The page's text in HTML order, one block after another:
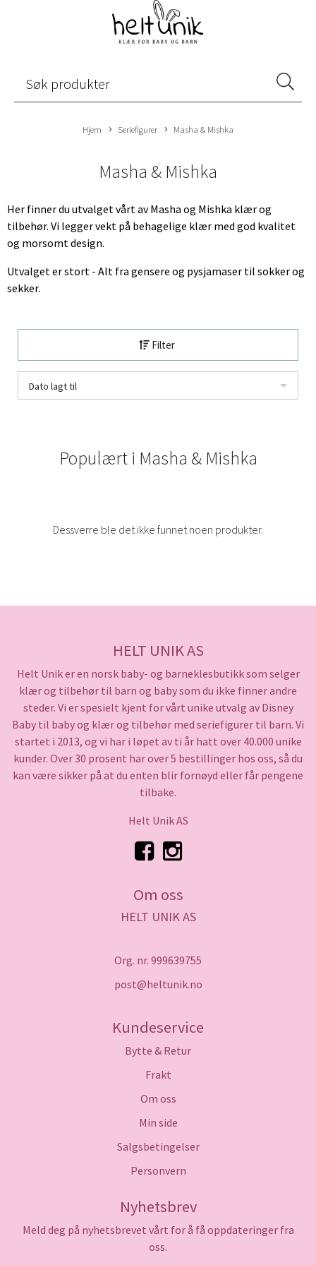
Hjem Seriefigurer Masha & Mishka
Masha & Mishka
Her finner du utvalget vårt av Masha og Mishka klær og
tilbehør. Vi legger vekt på behagelige klær med god kvalitet
og morsomt design.
Utvalget er stort - Alt fra gensere og pysjamaser til sokker og
sekker.
Filter
Dato lagt til
Populært i Masha & Mishka
Dessverre ble det ikke funnet noen produkter.
HELT UNIK AS
Helt Unik er en norsk baby- og barneklesbutikk som selger
klær og tilbehør til barn og baby som du ikke finner andre
steder. Vi er spesielt kjent for vårt unike utvalg av Disney
Baby til baby og klær og tilbehør med seriefigurer til barn. Vi
startet i 2013, og vi har i løpet av ti år hatt over 40.000 unike
kunder. Over 30 prosent har over 5 bestillinger hos oss, så du
kan være sikker på at du enten blir fornøyd eller får pengene
tilbake.
Helt Unik AS
Om oss
HELT UNIK AS
Org. nr. 999639755
post@heltunik.no
Kundeservice
Bytte & Retur
Frakt
Om oss
Min side
Salgsbetingelser
Personvern
Nyhetsbrev
Meld deg på nyhetsbrevet vårt for å få oppdateringer fra
oss.